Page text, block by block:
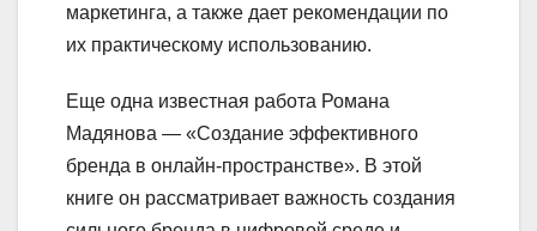
маркетинга, а также дает рекомендации по
их практическому использованию.
Еще одна известная работа Романа
Мадянова — «Создание эффективного
бренда в онлайн-пространстве». В этой
книге он рассматривает важность создания